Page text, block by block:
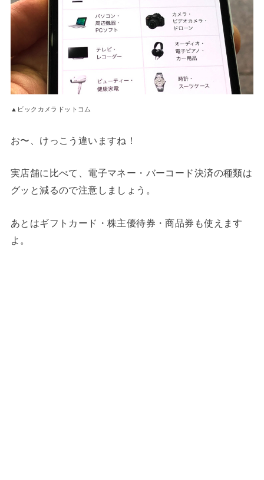
▲ビックカメラドットコム
お〜、けっこう違いますね！
実店舗に比べて、電子マネー・バーコード決済の種類は
グッと減るので注意しましょう。
あとはギフトカード・株主優待券・商品券も使えます
よ。